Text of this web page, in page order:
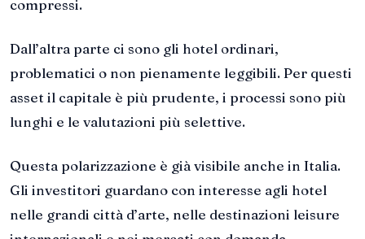
compressi.
Dall’altra parte ci sono gli hotel ordinari,
problematici o non pienamente leggibili. Per questi
asset il capitale è più prudente, i processi sono più
lunghi e le valutazioni più selettive.
Questa polarizzazione è già visibile anche in Italia.
Gli investitori guardano con interesse agli hotel
nelle grandi città d’arte, nelle destinazioni leisure